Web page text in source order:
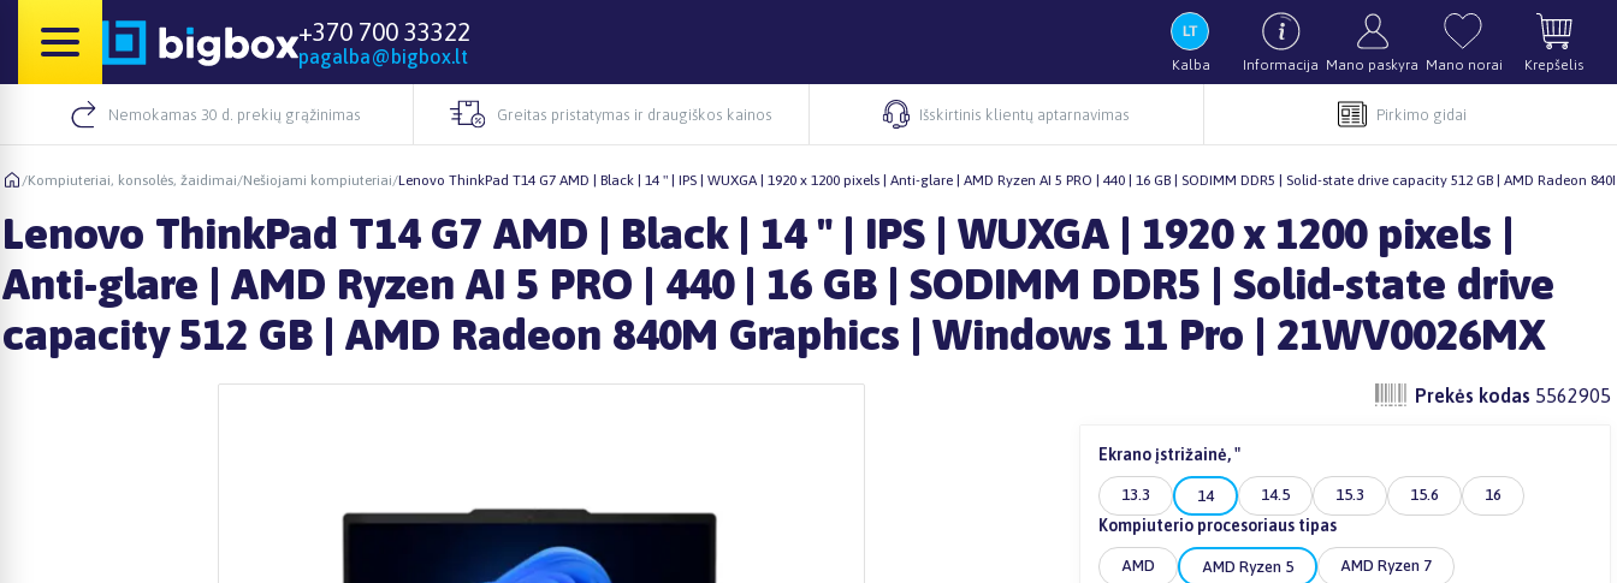
+370 700 33322
pagalba@bigbox.lt Kalba Informacija Mano paskyra Mano norai Krepšelis
Nemokamas 30 d. prekių grąžinimas Greitas pristatymas ir draugiškos kainos Išskirtinis klientų aptarnavimas Pirkimo gidai
/Kompiuteriai, konsolės, žaidimai/Nešiojami kompiuteriai/Lenovo ThinkPad T14 G7 AMD | Black | 14 " | IPS | WUXGA | 1920 x 1200 pixels | Anti-glare | AMD Ryzen AI 5 PRO | 440 | 16 GB | SODIMM DDR5 | Solid-state drive capacity 512 GB | AMD Radeon
Lenovo ThinkPad T14 G7 AMD | Black | 14 " | IPS | WUXGA | 1920 x 1200 pixels |
Anti-glare | AMD Ryzen AI 5 PRO | 440 | 16 GB | SODIMM DDR5 | Solid-state drive
capacity 512 GB | AMD Radeon 840M Graphics | Windows 11 Pro | 21WV0026MX
Prekės kodas 5562905
Ekrano įstrižainė, "
13.3 14 14.5 15.3 15.6 16
Kompiuterio procesoriaus tipas
AMD AMD Ryzen 5 AMD Ryzen 7